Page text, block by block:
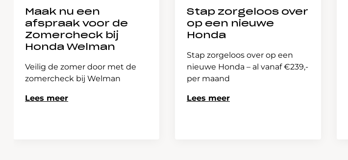
Maak nu een
afspraak voor de
Zomercheck bij
Honda Welman
Veilig de zomer door met de
zomercheck bij Welman
Lees meer
Stap zorgeloos over
op een nieuwe
Honda
Stap zorgeloos over op een
nieuwe Honda – al vanaf €239,-
per maand
Lees meer